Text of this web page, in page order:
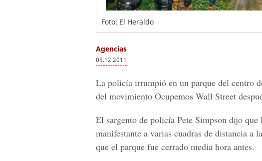
Foto: El Heraldo
Agencias
05.12.2011
La policía irrumpió en un parque del centro
del movimiento Ocupemos Wall Street
El sargento de policía Pete Simpson dijo que
manifestante a varias cuadras de distancia a
que el parque fue cerrado media hora antes.